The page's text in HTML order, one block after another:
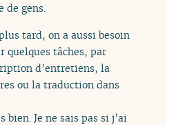
de gens.
tard, on a aussi besoin
quelques tâches, par
d’entretiens, la
ou la traduction dans
bien. Je ne sais pas si j’ai